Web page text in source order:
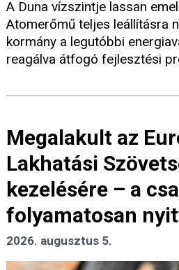
A Duna vízszintje lassan
Atomerőmű teljes leállításra
kormány a legutóbbi
reagálva átfogó fejlesztési
Megalakult az
Lakhatási
kezelésére – a
folyamatosan
2026. augusztus 5.